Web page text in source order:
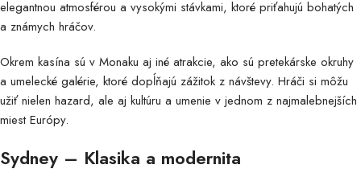
elegantnou atmosférou a vysokými stávkami, ktoré priťahujú bohatých
a známych hráčov.
Okrem kasína sú v Monaku aj iné atrakcie, ako sú pretekárske okruhy
a umelecké galérie, ktoré dopĺňajú zážitok z návštevy. Hráči si môžu
užiť nielen hazard, ale aj kultúru a umenie v jednom z najmalebnejších
miest Európy.
Sydney – Klasika a modernita